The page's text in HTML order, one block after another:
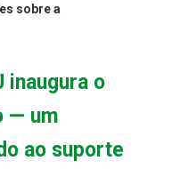
sobre a
inaugura o
— um
ao suporte